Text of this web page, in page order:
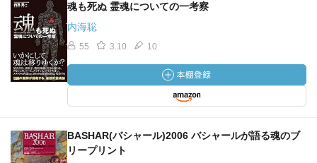
魂も死ぬ 霊魂についての一考察
内海聡
55 3.10 10
BASHAR(バシャール)2006 バシャールが語る魂のブ
リープリント